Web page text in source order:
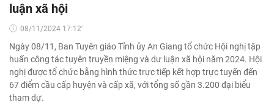
luận xã hội
08/11/2024 17:12'
Ngày 08/11, Ban Tuyên giáo Tỉnh ủy An Giang tổ chức Hội nghị tập
huấn công tác tuyên truyền miệng và dư luận xã hội năm 2024. Hội
nghị được tổ chức bằng hình thức trực tiếp kết hợp trực tuyến đến
67 điểm cầu cấp huyện và cấp xã, với tổng số gần 3.200 đại biểu
tham dự.